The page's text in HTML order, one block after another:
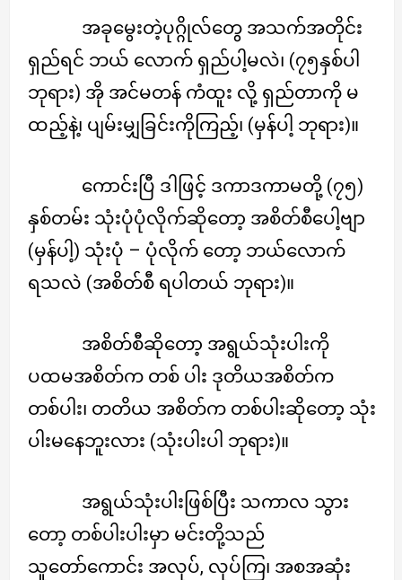
အခုမွေးတဲ့ပုဂ္ဂိုလ်တွေ အသက်အတိုင်း
ရှည်ရင် ဘယ် လောက် ရှည်ပါ့မလဲ၊ (၇၅နှစ်ပါ
ဘုရား) အို အင်မတန် ကံထူး လို့ ရှည်တာကို မ
ထည့်နဲ့၊ ပျမ်းမျှခြင်းကိုကြည့်၊ (မှန်ပါ့ ဘုရား)။
ကောင်းပြီ ဒါဖြင့် ဒကာဒကာမတို့ (၇၅)
နှစ်တမ်း သုံးပုံပုံလိုက်ဆိုတော့ အစိတ်စီပေါ့ဗျာ
(မှန်ပါ့) သုံးပုံ – ပုံလိုက် တော့ ဘယ်လောက်
ရသလဲ (အစိတ်စီ ရပါတယ် ဘုရား)။
အစိတ်စီဆိုတော့ အရွယ်သုံးပါးကို
ပထမအစိတ်က တစ် ပါး ဒုတိယအစိတ်က
တစ်ပါး၊ တတိယ အစိတ်က တစ်ပါးဆိုတော့ သုံး
ပါးမနေဘူးလား (သုံးပါးပါ ဘုရား)။
အရွယ်သုံးပါးဖြစ်ပြီး သကာလ သွား
တော့ တစ်ပါးပါးမှာ မင်းတို့သည်
သူတော်ကောင်း အလုပ်, လုပ်ကြ၊ အစအဆုံး